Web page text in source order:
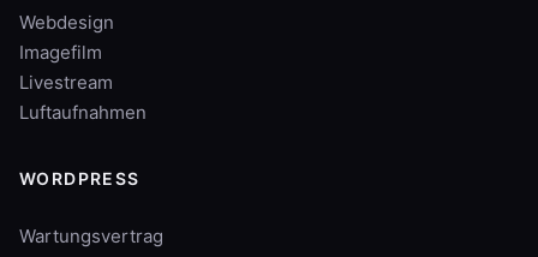
Webdesign
Imagefilm
Livestream
Luftaufnahmen
WORDPRESS
Wartungsvertrag